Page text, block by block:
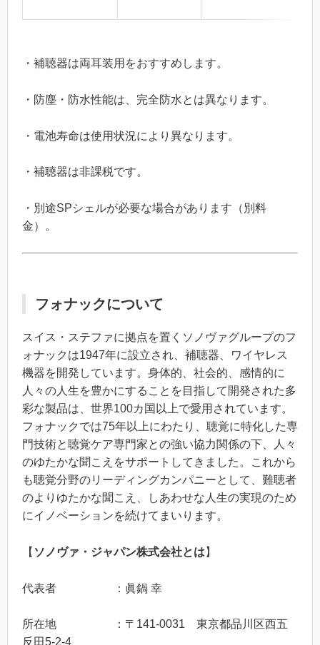
・補聴器は両耳装用をおすすめします。
・防塵・防水性能は、完全防水とは異なります。
・電池寿命は使用状況により異なります。
・補聴器は非課税です。
・別途SPシェルが必要な場合があります（別料
金）。
フォナックについて
スイス・ステファに拠点を置くソノヴァグループのフ
ォナックは1947年に設立され、補聴器、ワイヤレス
機器を開発しています。身体的、社会的、感情的に
人々の人生を豊かにすることを目指して開発された多
彩な製品は、世界100カ国以上で愛用されています。
フォナックでは75年以上にわたり、聴覚に特化した専
門技術と聴覚ケア専門家との強い協力関係の下、人々
のゆたかな聞こえをサポートしてきました。これから
も聴覚分野のリーディングカンパニーとして、難聴者
のよりゆたかな聞こえ、しあわせな人生の実現のため
にイノベーションを続けてまいります。
【 ソノヴァ・ジャパン株式会社とは 】
代表者 ：眞鍋 幸
所在地 ：〒141-0031 東京都品川区西五
反田5-2-4